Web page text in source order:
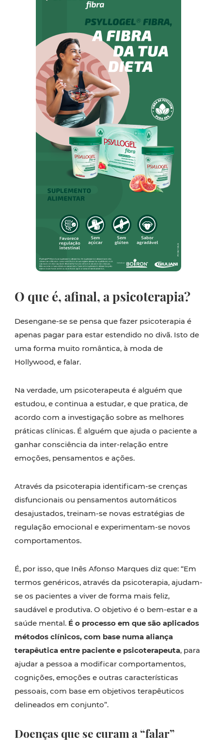
O que é, afinal, a psicoterapia?
Desengane-se se pensa que fazer psicoterapia é
apenas pagar para estar estendido no divã. Isto de
uma forma muito romântica, à moda de
Hollywood, e falar.
Na verdade, um psicoterapeuta é alguém que
estudou, e continua a estudar, e que pratica, de
acordo com a investigação sobre as melhores
práticas clínicas. É alguém que ajuda o paciente a
ganhar consciência da inter-relação entre
emoções, pensamentos e ações.
Através da psicoterapia identificam-se crenças
disfuncionais ou pensamentos automáticos
desajustados, treinam-se novas estratégias de
regulação emocional e experimentam-se novos
comportamentos.
É, por isso, que Inês Afonso Marques diz que: “Em
termos genéricos, através da psicoterapia, ajudam-
se os pacientes a viver de forma mais feliz,
saudável e produtiva. O objetivo é o bem-estar e a
saúde mental. É o processo em que são aplicados
métodos clínicos, com base numa aliança
terapêutica entre paciente e psicoterapeuta, para
ajudar a pessoa a modificar comportamentos,
cognições, emoções e outras características
pessoais, com base em objetivos terapêuticos
delineados em conjunto”.
Doenças que se curam a “falar”